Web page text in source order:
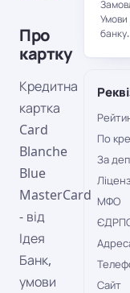
Про
картку
Кредитна
картка
Card
Blanche
Blue
MasterCard
- від
Ідея
Банк,
умови
Умови
банку.
По
За
МФО
Сайт